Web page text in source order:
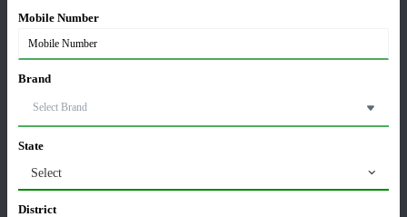
श्रेणी
फसल भंडारण
Mobile Number
Brand
State
Select
District